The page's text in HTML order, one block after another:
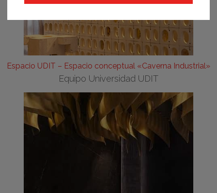
Espacio UDIT – Espacio conceptual «Caverna Industrial»
Equipo Universidad UDIT